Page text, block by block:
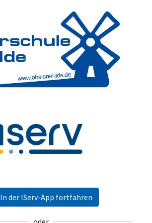
In der IServ-App fortfahren